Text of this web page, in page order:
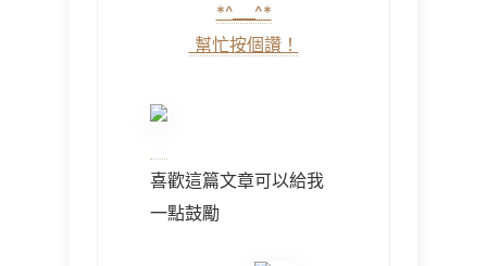
*^___^*
幫忙按個讚！
喜歡這篇文章可以給我
一點鼓勵